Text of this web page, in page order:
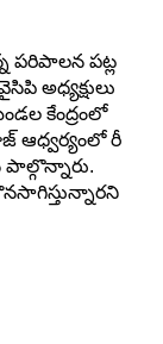
పరిపాలన పట్ల
అధ్యక్షులు
కేంద్రంలో
ఆధ్వర్యంలో రీ